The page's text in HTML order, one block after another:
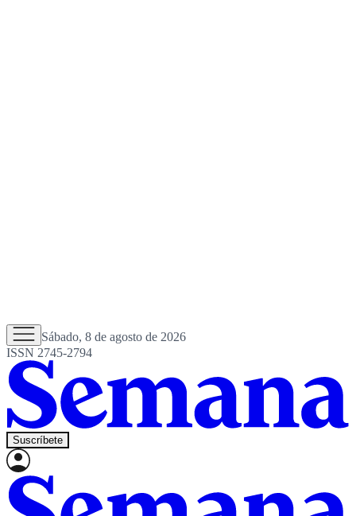
Sábado, 8 de agosto de 2026
ISSN 2745-2794
Suscríbete